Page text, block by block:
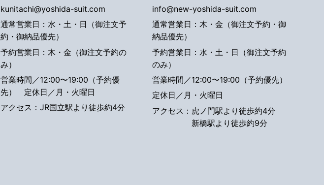
kunitachi@yoshida-suit.com
通常営業日：水・土・日（御注文予
約・御納品優先）
予約営業日：木・金（御注文予約の
み）
営業時間／12:00〜19:00（予約優
先） 定休日／月・火曜日
アクセス：JR国立駅より徒歩約4分
info@new-yoshida-suit.com
通常営業日：木・金（御注文予約・御
納品優先）
予約営業日：水・土・日（御注文予約
のみ）
営業時間／12:00〜19:00（予約優先）
定休日／月・火曜日
アクセス： 虎ノ門駅より徒歩約4分
新橋駅より徒歩約9分